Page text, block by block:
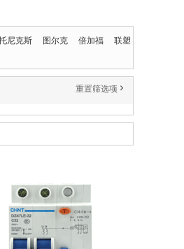
尼克斯 图尔克 倍加福 联塑
重置筛选项 '